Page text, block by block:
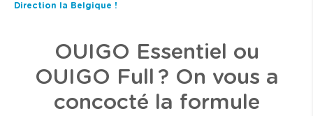
Direction la Belgique !
OUIGO Essentiel ou
OUIGO Full ? On vous a
concocté la formule